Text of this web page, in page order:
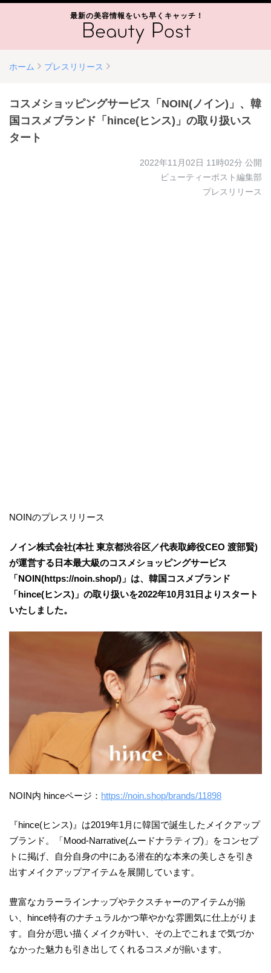
最新の美容情報をいち早くキャッチ！
ホーム プレスリリース
コスメショッピングサービス「NOIN(ノイン)」、韓
国コスメブランド「hince(ヒンス)」の取り扱いス
タート
2022年11月02日 11時02分 公開
ビューティーポスト編集部
プレスリリース
NOINのプレスリリース
ノイン株式会社(本社 東京都渋谷区／代表取締役CEO 渡部賢)
が運営する日本最大級のコスメショッピングサービス
「NOIN(https://noin.shop/)」は、韓国コスメブランド
「hince(ヒンス)」の取り扱いを2022年10月31日よりスタート
いたしました。
NOIN内 hinceページ： https://noin.shop/brands/11898
『hince(ヒンス)』は2019年1月に韓国で誕生したメイクアップ
ブランド。「Mood-Narrative(ムードナラティブ)」をコンセプ
トに掲げ、自分自身の中にある潜在的な本来の美しさを引き
出すメイクアップアイテムを展開しています。
豊富なカラーラインナップやテクスチャーのアイテムが揃
い、hince特有のナチュラルかつ華やかな雰囲気に仕上がりま
す。自分が思い描くメイクが叶い、その上でこれまで気づか
なかった魅力も引き出してくれるコスメが揃います。